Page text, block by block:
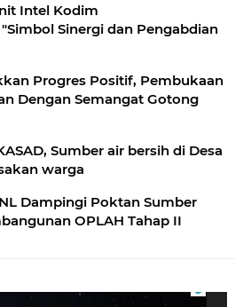
Intel Kodim
Sinergi dan Pengabdian
Positif, Pembukaan
Dengan Semangat Gotong
Sumber air bersih di Desa
warga
Dampingi Poktan Sumber
OPLAH Tahap II